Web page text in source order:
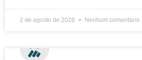
2 de agosto de 2026 Nenhum comentário